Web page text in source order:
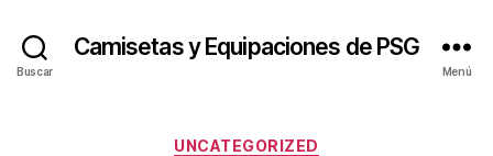
Buscar
Camisetas y Equipaciones de PSG
Menú
Categorías
UNCATEGORIZED